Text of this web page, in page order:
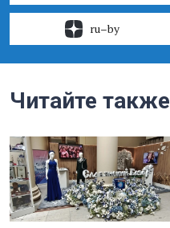
ru–by
Читайте также